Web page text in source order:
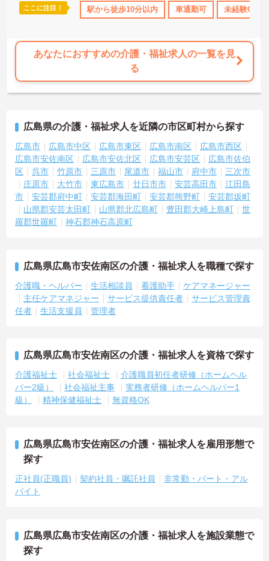
格OK 資格取得サポート 研修制度あり 産休･育休･介護休暇取
ここに注目！ 駅から徒歩10分以内 車通勤可 未経験OK
あなたにおすすめの介護・福祉求人の一覧を見
る
広島県の介護・福祉求人を近隣の市区町村から探す
広島市 広島市中区 広島市東区 広島市南区
広島市西区
広島市安佐南区
広島市安佐北区 広島市安芸区
広島市佐伯
区
呉市 竹原市 三原市 尾道市 福山市 府中市
三次市
庄原市
大竹市 東広島市 廿日市市 安芸高田市
江田島
市
安芸郡府中町 安芸郡海田町 安芸郡熊野町
安芸郡坂町
山県郡安芸太田町
山県郡北広島町 豊田郡大崎上島町
世
羅郡世羅町
神石郡神石高原町
広島県広島市安佐南区の介護・福祉求人を職種で探す
介護職・ヘルパー 生活相談員 看護助手
ケアマネージャー
主任ケアマネジャー
サービス提供責任者
サービス管理責
任者
生活支援員 管理者
広島県広島市安佐南区の介護・福祉求人を資格で探す
介護福祉士 社会福祉士
介護職員初任者研修（ホームヘル
パー2級）
社会福祉主事
実務者研修（ホームヘルパー1
級）
精神保健福祉士 無資格OK
広島県広島市安佐南区の介護・福祉求人を雇用形態で
探す
正社員(正職員) 契約社員・嘱託社員
非常勤・パート・アル
バイト
広島県広島市安佐南区の介護・福祉求人を施設業態で
探す